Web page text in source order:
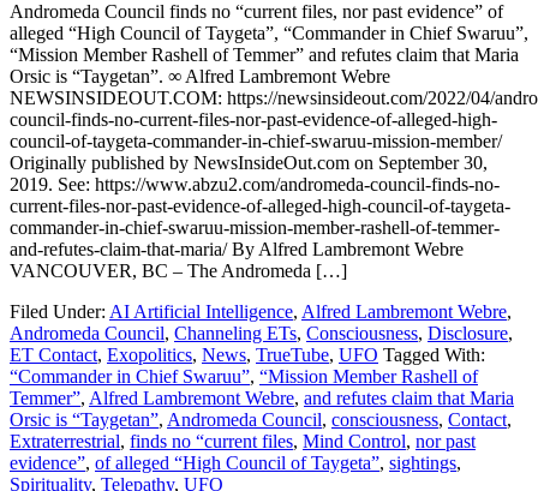
Andromeda Council finds no “current files, nor past evidence” of
alleged “High Council of Taygeta”, “Commander in Chief Swaruu”,
“Mission Member Rashell of Temmer” and refutes claim that Maria
Orsic is “Taygetan”. ∞ Alfred Lambremont Webre
NEWSINSIDEOUT.COM: https://newsinsideout.com/2022/04/
council-finds-no-current-files-nor-past-evidence-of-alleged-high-
council-of-taygeta-commander-in-chief-swaruu-mission-member/
Originally published by NewsInsideOut.com on September 30,
2019. See: https://www.abzu2.com/andromeda-council-finds-no-
current-files-nor-past-evidence-of-alleged-high-council-of-taygeta-
commander-in-chief-swaruu-mission-member-rashell-of-temmer-
and-refutes-claim-that-maria/ By Alfred Lambremont Webre
VANCOUVER, BC – The Andromeda […]
Filed Under: AI Artificial Intelligence, Alfred Lambremont Webre,
Andromeda Council, Channeling ETs, Consciousness, Disclosure,
ET Contact, Exopolitics, News, TrueTube, UFO Tagged With:
“Commander in Chief Swaruu”, “Mission Member Rashell of
Temmer”, Alfred Lambremont Webre, and refutes claim that Maria
Orsic is “Taygetan”, Andromeda Council, consciousness, Contact,
Extraterrestrial, finds no “current files, Mind Control, nor past
evidence”, of alleged “High Council of Taygeta”, sightings,
Spirituality, Telepathy, UFO